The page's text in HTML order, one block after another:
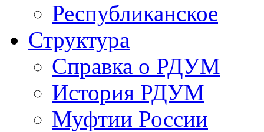
Республиканское
Структура
Справка о РДУМ
История РДУМ
Муфтии России